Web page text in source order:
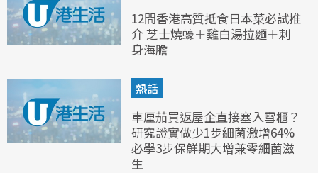
12間香港高質抵食日本菜必試推
介 芝士燒蠔＋雞白湯拉麵＋刺
身海膽
熱話
車厘茄買返屋企直接塞入雪櫃？
研究證實做少1步細菌激增64%
必學3步保鮮期大增兼零細菌滋
生